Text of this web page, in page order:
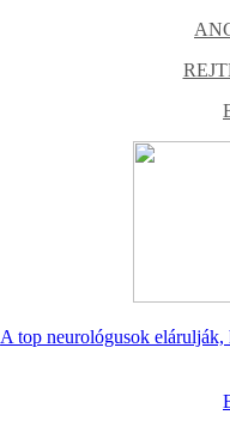
A top neurológusok elárulják,